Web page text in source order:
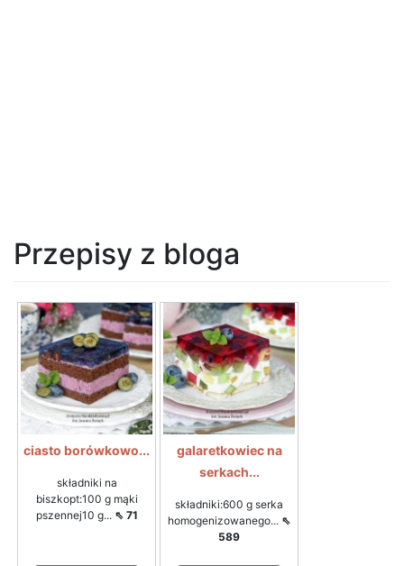
Przepisy z bloga
ciasto borówkowo...
składniki na
biszkopt:100 g mąki
pszennej10 g... ⇖ 71
galaretkowiec na
serkach...
składniki:600 g serka
homogenizowanego... ⇖
589